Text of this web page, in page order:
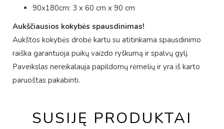
90x180cm: 3 x 60 cm x 90 cm
Aukščiausios kokybės spausdinimas!
Aukštos kokybės drobė kartu su atitinkama spausdinimo
raiška garantuoja puikų vaizdo ryškumą ir spalvų gylį.
Paveikslas nereikalauja papildomų rėmelių ir yra iš karto
paruoštas pakabinti.
SUSIJĘ PRODUKTAI